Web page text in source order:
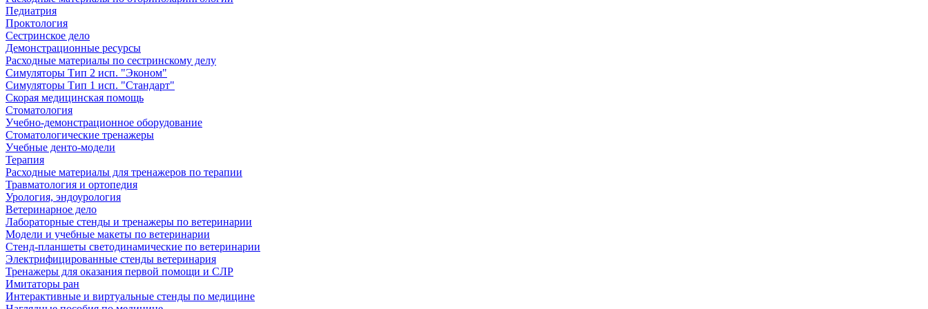
Педиатрия
Проктология
Сестринское дело
Демонстрационные ресурсы
Расходные материалы по сестринскому делу
Симуляторы Тип 2 исп. "Эконом"
Симуляторы Тип 1 исп. "Стандарт"
Скорая медицинская помощь
Стоматология
Учебно-демонстрационное оборудование
Стоматологические тренажеры
Учебные денто-модели
Терапия
Расходные материалы для тренажеров по терапии
Травматология и ортопедия
Урология, эндоурология
Ветеринарное дело
Лабораторные стенды и тренажеры по ветеринарии
Модели и учебные макеты по ветеринарии
Стенд-планшеты светодинамические по ветеринарии
Электрифицированные стенды ветеринария
Тренажеры для оказания первой помощи и СЛР
Имитаторы ран
Интерактивные и виртуальные стенды по медицине